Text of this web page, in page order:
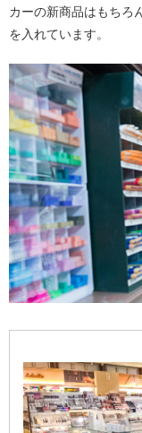
カーの新商品はもちろ
を入れています。